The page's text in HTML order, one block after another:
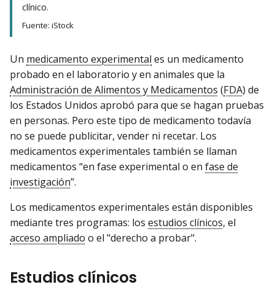
clínico.
Fuente: iStock
Un medicamento experimental es un medicamento
probado en el laboratorio y en animales que la
Administración de Alimentos y Medicamentos (FDA) de
los Estados Unidos aprobó para que se hagan pruebas
en personas. Pero este tipo de medicamento todavía
no se puede publicitar, vender ni recetar. Los
medicamentos experimentales también se llaman
medicamentos “en fase experimental o en fase de
investigación”.
Los medicamentos experimentales están disponibles
mediante tres programas: los estudios clínicos, el
acceso ampliado o el "derecho a probar".
Estudios clínicos